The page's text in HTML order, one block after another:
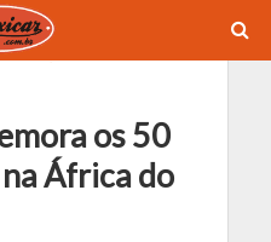
os 50
África do